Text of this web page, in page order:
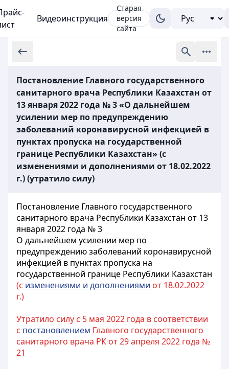
Видеоинструкция
Старая
версия
сайта
Постановление Главного государственного
санитарного врача Республики Казахстан от
13 января 2022 года № 3 «О дальнейшем
усилении мер по предупреждению
заболеваний коронавирусной инфекцией в
пунктах пропуска на государственной
границе Республики Казахстан» (с
изменениями и дополнениями от 18.02.2022
г.) (утратило силу)
Постановление Главного государственного
санитарного врача Республики Казахстан от 13
января 2022 года № 3
О дальнейшем усилении мер по
предупреждению заболеваний коронавирусной
инфекцией в пунктах пропуска на
государственной границе Республики Казахстан
(с изменениями и дополнениями от 18.02.2022
г.)
Утратило силу с 5 мая 2022 года в соответствии
с постановлением Главного государственного
санитарного врача РК от 29 апреля 2022 года №
21